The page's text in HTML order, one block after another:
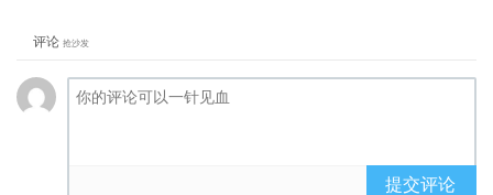
评论 抢沙发
提交评论